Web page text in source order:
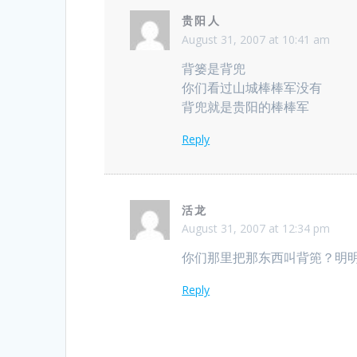
贵阳人
August 31, 2007 at 10:41 am
背篓是背兜
你们看过山城棒棒军没有
背兜就是贵阳的棒棒军
Reply
活龙
August 31, 2007 at 12:34 pm
你们那里把那东西叫背篼？明
Reply